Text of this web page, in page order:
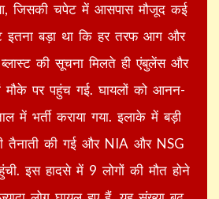
जिसकी चपेट में आसपास मौजूद कई
इतना बड़ा था कि हर तरफ आग और
की सूचना मिलते ही एंबुलेंस और
मौके पर पहुंच गई. घायलों को आनन-
में भर्ती कराया गया. इलाके में बड़ी
तैनाती की गई और NIA और NSG
इस हादसे में 9 लोगों की मौत होने